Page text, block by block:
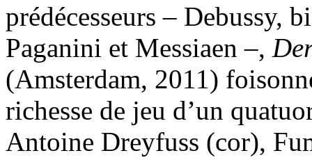
prédécesseurs – Debussy,
Paganini et Messiaen –,
(Amsterdam, 2011)
richesse de jeu d’un
Antoine Dreyfuss (cor),